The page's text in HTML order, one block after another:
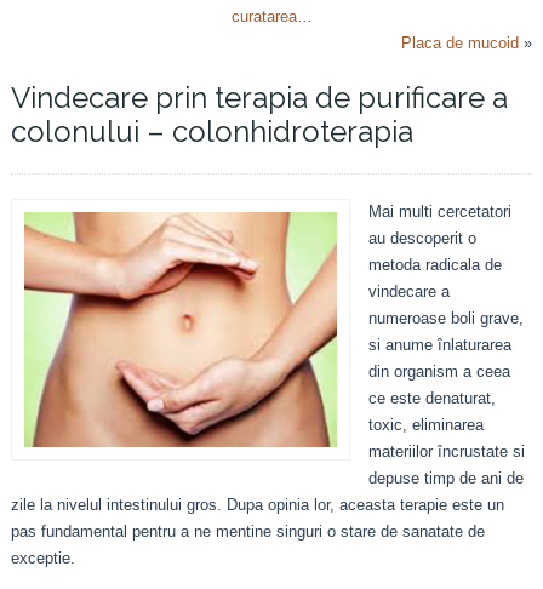
curatarea…
Placa de mucoid »
Vindecare prin terapia de purificare a
colonului – colonhidroterapia
Mai multi cercetatori
au descoperit o
metoda radicala de
vindecare a
numeroase boli grave,
si anume înlaturarea
din organism a ceea
ce este denaturat,
toxic, eliminarea
materiilor încrustate si
depuse timp de ani de
zile la nivelul intestinului gros. Dupa opinia lor, aceasta terapie este un
pas fundamental pentru a ne mentine singuri o stare de sanatate de
exceptie.